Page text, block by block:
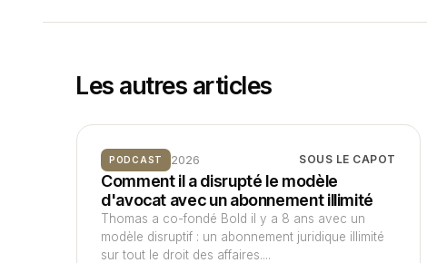
Les autres articles
PODCAST 2026 SOUS LE CAPOT
Comment il a disrupté le modèle
d'avocat avec un abonnement illimité
Thomas a co-fondé Bold il y a 8 ans avec un
modèle disruptif : un abonnement juridique illimité
sur tout le droit des affaires....